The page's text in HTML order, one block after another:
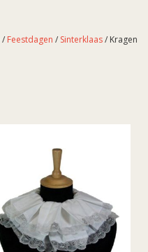
/ Feestdagen / Sinterklaas/ Kragen